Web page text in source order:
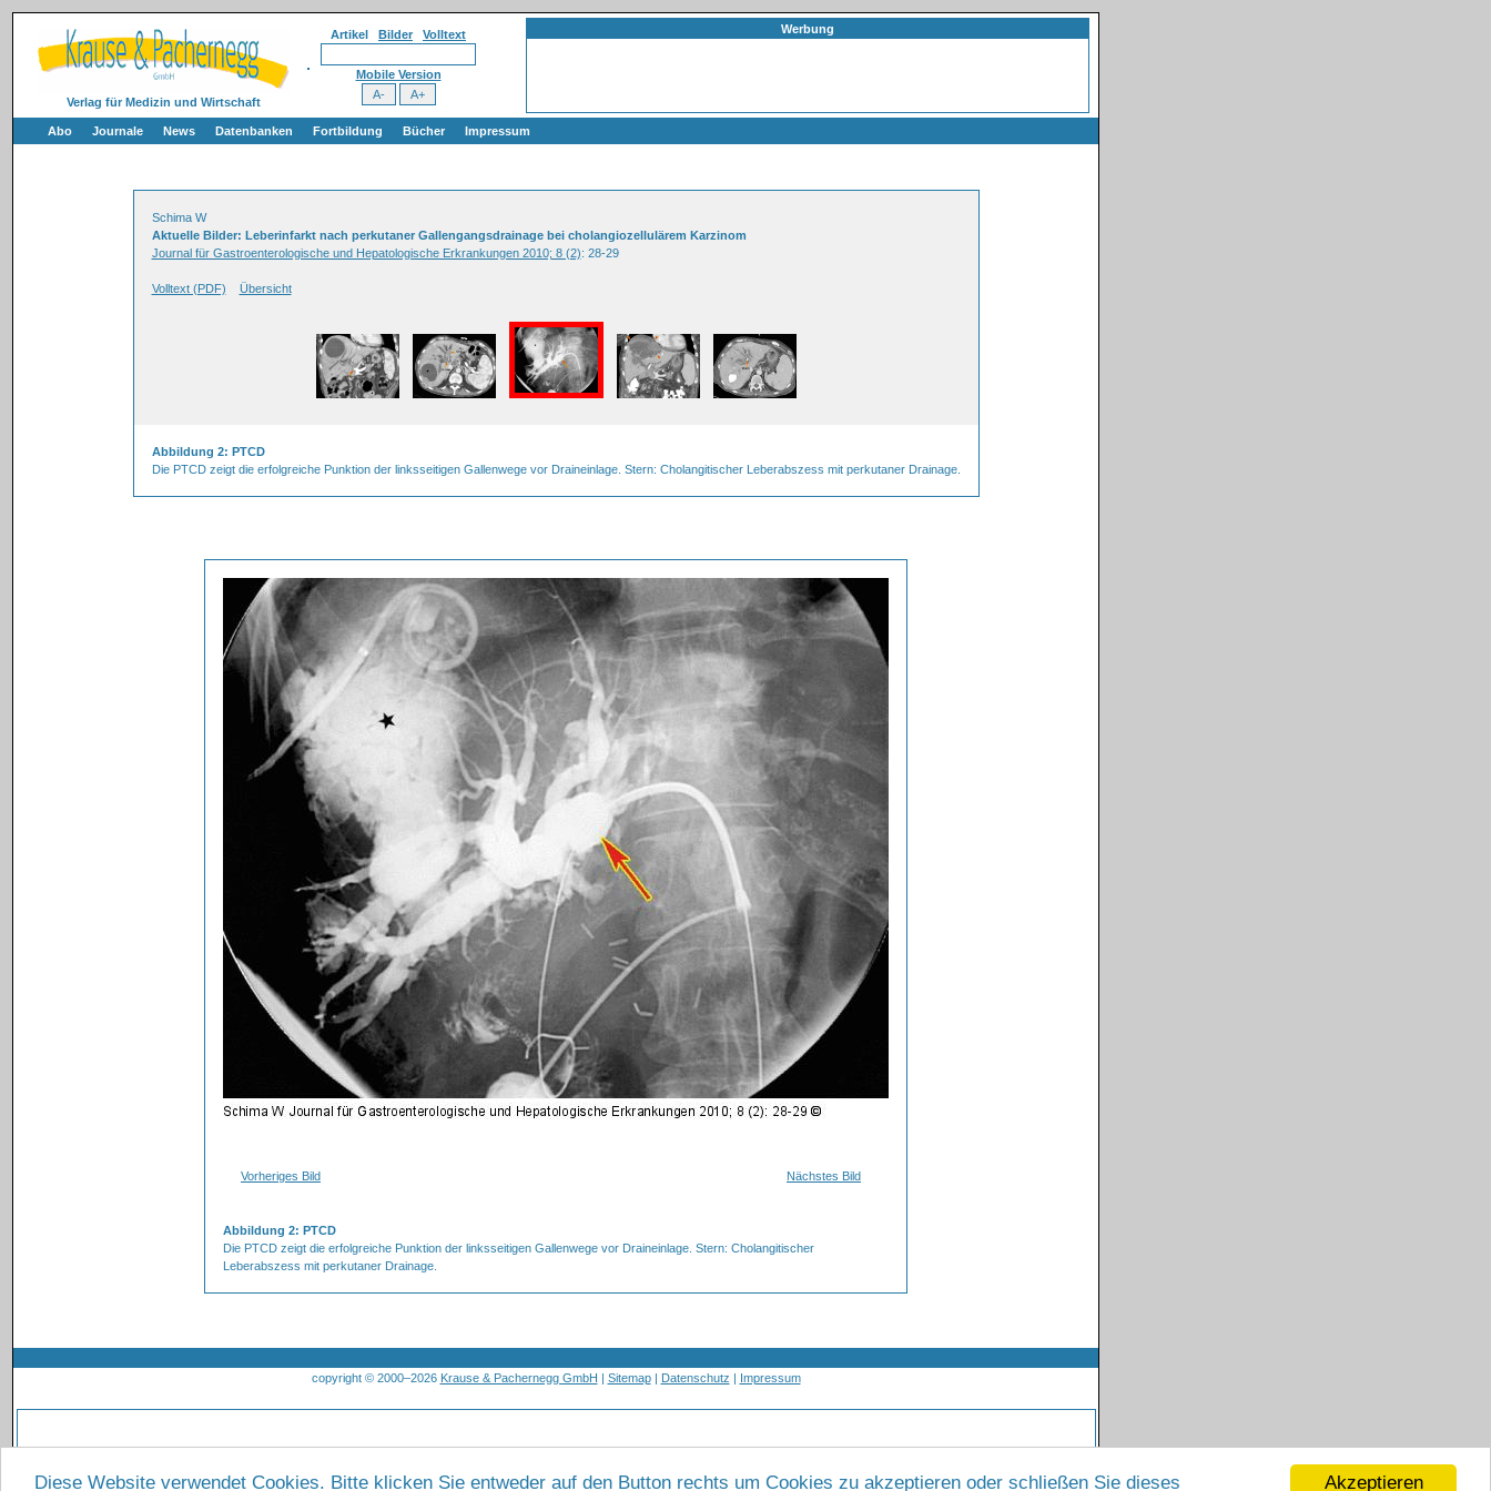
Akzeptieren
Diese Website verwendet Cookies. Bitte klicken Sie entweder auf den Button rechts um Cookies zu akzeptieren oder schließen Sie dieses
Verlag für Medizin und Wirtschaft
Artikel Bilder Volltext
Mobile Version
Werbung
Abo Journale News Datenbanken Fortbildung Bücher Impressum
Schima W
Aktuelle Bilder: Leberinfarkt nach perkutaner Gallengangsdrainage bei cholangiozellulärem Karzinom
Journal für Gastroenterologische und Hepatologische Erkrankungen 2010; 8 (2): 28-29
Volltext (PDF) Übersicht
Abbildung 2: PTCD
Die PTCD zeigt die erfolgreiche Punktion der linksseitigen Gallenwege vor Draineinlage. Stern: Cholangitischer Leberabszess mit perkutaner Drainage.
Vorheriges Bild Nächstes Bild
Abbildung 2: PTCD
Die PTCD zeigt die erfolgreiche Punktion der linksseitigen Gallenwege vor Draineinlage. Stern: Cholangitischer
Leberabszess mit perkutaner Drainage.
copyright © 2000–2026 Krause & Pachernegg GmbH | Sitemap| Datenschutz | Impressum